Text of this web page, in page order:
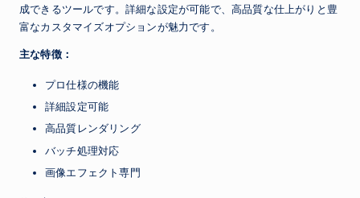
成できるツールです。詳細な設定が可能で、高品質な仕上がりと豊
富なカスタマイズオプションが魅力です。
主な特徴：
プロ仕様の機能
詳細設定可能
高品質レンダリング
バッチ処理対応
画像エフェクト専門